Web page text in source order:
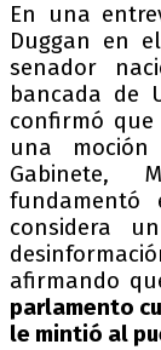
En una
Duggan en
senador
bancada de
confirmó
una
Gabinete,
considera
afirmando
parlamento
le mintió al